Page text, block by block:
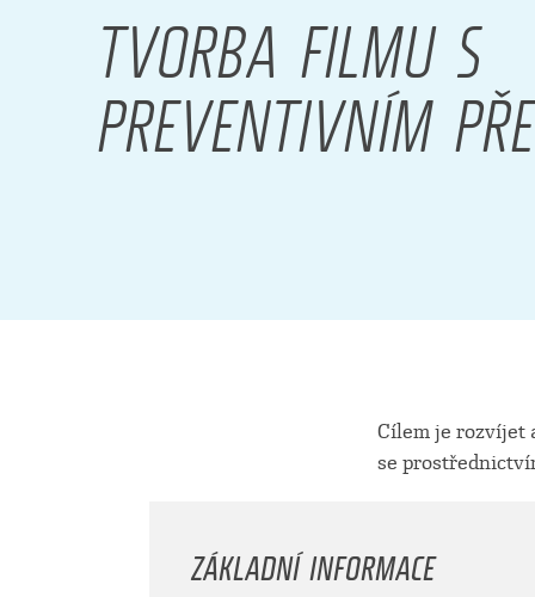
TVORBA FILMU S
PREVENTIVNÍM
Cílem je rozvíjet
se
ZÁKLADNÍ INFORMACE